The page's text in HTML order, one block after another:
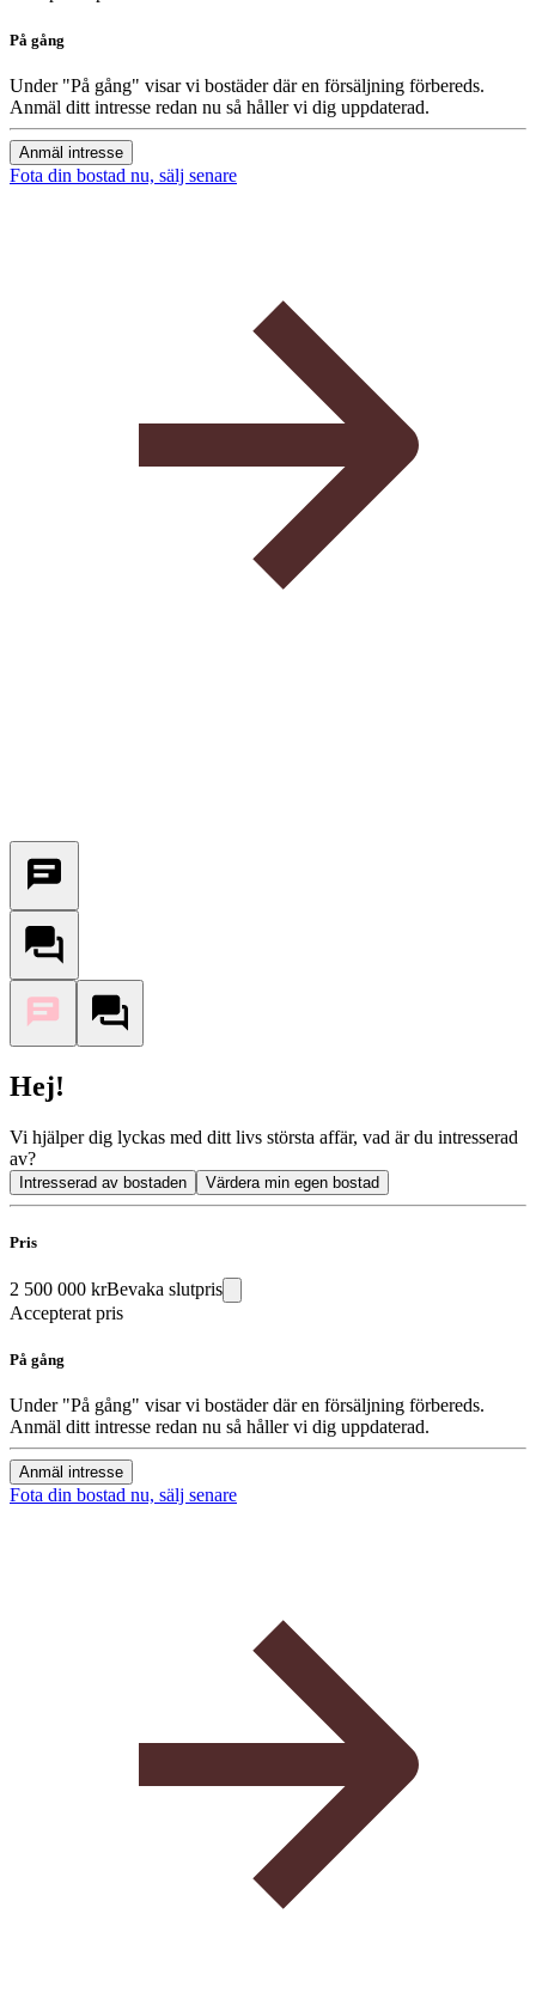
På gång
Under "På gång" visar vi bostäder där en försäljning förbereds.
Anmäl ditt intresse redan nu så håller vi dig uppdaterad.
Anmäl intresse
Fota din bostad nu, sälj senare
Hej!
Vi hjälper dig lyckas med ditt livs största affär, vad är du intresserad
av?
Intresserad av bostaden Värdera min egen bostad
Pris
2 500 000 krBevaka slutpris
Accepterat pris
På gång
Under "På gång" visar vi bostäder där en försäljning förbereds.
Anmäl ditt intresse redan nu så håller vi dig uppdaterad.
Anmäl intresse
Fota din bostad nu, sälj senare